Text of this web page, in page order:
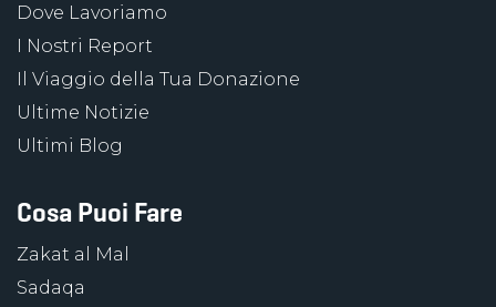
Dove Lavoriamo
I Nostri Report
Il Viaggio della Tua Donazione
Ultime Notizie
Ultimi Blog
Cosa Puoi Fare
Zakat al Mal
Sadaqa